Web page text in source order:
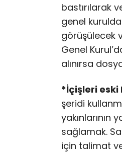
bastırılarak
genel
görüşülecek
Genel
alınırsa
*İçişleri eski
şeridi
yakınlarının
sağlamak.
için talimat